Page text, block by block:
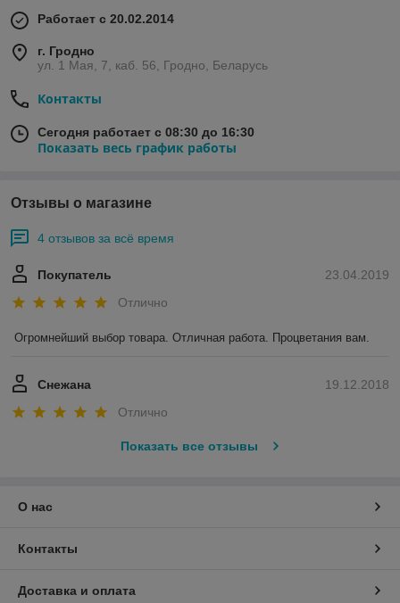
Работает с 20.02.2014
г. Гродно
ул. 1 Мая, 7, каб. 56, Гродно, Беларусь
Контакты
Сегодня работает с 08:30 до 16:30
Показать весь график работы
Отзывы о магазине
4 отзывов за всё время
23.04.2019
Покупатель
Отлично
Огромнейший выбор товара. Отличная работа. Процветания вам.
19.12.2018
Снежана
Отлично
Показать все отзывы
О нас
Контакты
Доставка и оплата